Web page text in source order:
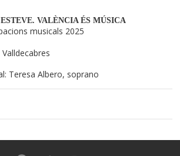
VALÈNCIA ÉS MÚSICA
musicals 2025
Teresa Albero, soprano